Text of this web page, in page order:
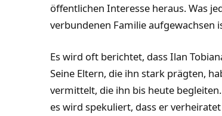
öffentlichen Interesse heraus. Was
verbundenen Familie aufgewachsen
Es wird oft berichtet, dass Ilan
Seine Eltern, die ihn stark prägten,
vermittelt, die ihn bis heute
es wird spekuliert, dass er